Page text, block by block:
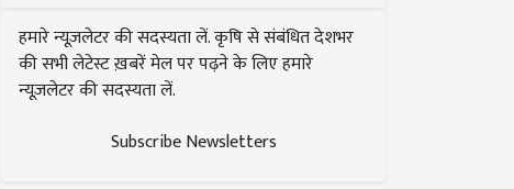
हमारे न्यूज़लेटर की सदस्यता लें. कृषि से संबंधित देशभर
की सभी लेटेस्ट ख़बरें मेल पर पढ़ने के लिए हमारे
न्यूज़लेटर की सदस्यता लें.
Subscribe Newsletters